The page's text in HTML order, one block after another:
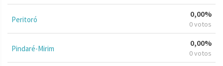
Peritoró
0,00%
0 votos
Pindaré-Mirim
0,00%
0 votos